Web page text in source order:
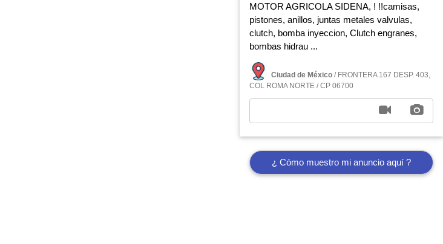
MOTOR AGRICOLA SIDENA, ! !!camisas,
pistones, anillos, juntas metales valvulas,
clutch, bomba inyeccion, Clutch engranes,
bombas hidrau ...
Ciudad de México/ FRONTERA 167 DESP. 403,
COL ROMA NORTE / CP 06700
¿ Cómo muestro mi anuncio aquí ?